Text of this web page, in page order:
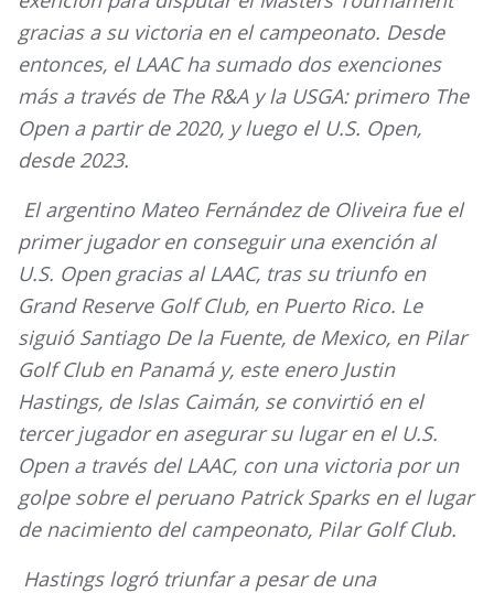
gracias a su victoria en el campeonato. Desde
entonces, el LAAC ha sumado dos exenciones
más a través de The R&A y la USGA: primero The
Open a partir de 2020, y luego el U.S. Open,
desde 2023.
El argentino Mateo Fernández de Oliveira fue el
primer jugador en conseguir una exención al
U.S. Open gracias al LAAC, tras su triunfo en
Grand Reserve Golf Club, en Puerto Rico. Le
siguió Santiago De la Fuente, de Mexico, en Pilar
Golf Club en Panamá y, este enero Justin
Hastings, de Islas Caimán, se convirtió en el
tercer jugador en asegurar su lugar en el U.S.
Open a través del LAAC, con una victoria por un
golpe sobre el peruano Patrick Sparks en el lugar
de nacimiento del campeonato, Pilar Golf Club.
Hastings logró triunfar a pesar de una